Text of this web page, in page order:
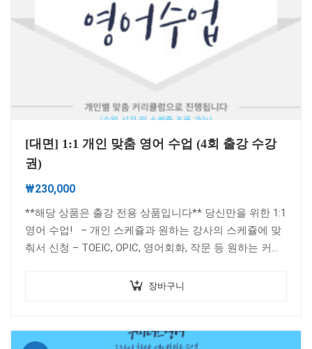
[대면] 1:1 개인 맞춤 영어 수업 (4회 출강 수강
권)
₩230,000
**해당 상품은 출강 전용 상품입니다** 당신만을 위한 1:1
영어 수업! – 개인 스케쥴과 원하는 강사의 스케쥴에 맞
춰서 신청 – TOEIC, OPIC, 영어회화, 작문 등 원하는 커리
장바구니